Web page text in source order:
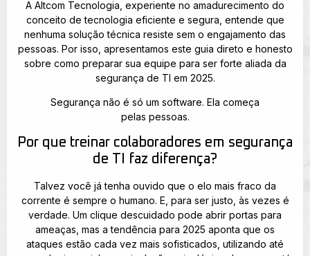
A Altcom Tecnologia, experiente no amadurecimento do
conceito de tecnologia eficiente e segura, entende que
nenhuma solução técnica resiste sem o engajamento das
pessoas. Por isso, apresentamos este guia direto e honesto
sobre como preparar sua equipe para ser forte aliada da
segurança de TI em 2025.
Segurança não é só um software. Ela começa
pelas pessoas.
Por que treinar colaboradores em segurança
de TI faz diferença?
Talvez você já tenha ouvido que o elo mais fraco da
corrente é sempre o humano. E, para ser justo, às vezes é
verdade. Um clique descuidado pode abrir portas para
ameaças, mas a tendência para 2025 aponta que os
ataques estão cada vez mais sofisticados, utilizando até